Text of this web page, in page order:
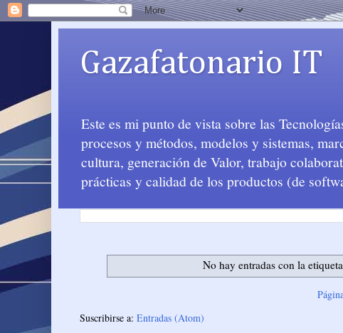
Gazafatonario IT
Este es mi punto de vista sobre las
procesos y métodos, modelos y sistemas,
cultura, generación de Valor, trabajo
prácticas y calidad de los productos (de
No hay entradas con la
Suscribirse a: Entradas (Atom)